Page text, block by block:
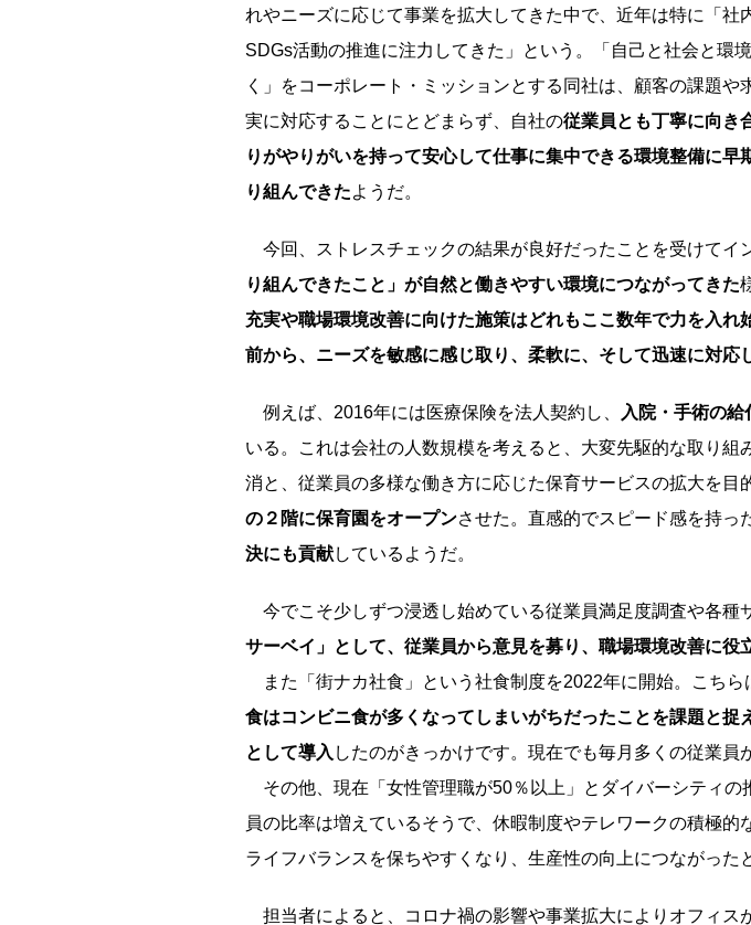
れやニーズに応じて事業を拡大してきた中で、近年は特に「社
SDGs活動の推進に注力してきた」という。「自己と社会と環
く」をコーポレート・ミッションとする同社は、顧客の課題や
実に対応することにとどまらず、自社の従業員とも丁寧に向き
りがやりがいを持って安心して仕事に集中できる環境整備に早
り組んできたようだ。
今回、ストレスチェックの結果が良好だったことを受けてイ
り組んできたこと」が自然と働きやすい環境につながってきた
充実や職場環境改善に向けた施策はどれもここ数年で力を入
前から、ニーズを敏感に感じ取り、柔軟に、そして迅速に対応
例えば、2016年には医療保険を法人契約し、 入院・手術の
いる。これは会社の人数規模を考えると、大変先駆的な取り
消と、従業員の多様な働き方に応じた保育サービスの拡大を目
の２階に保育園をオープンさせた。直感的でスピード感を持っ
決にも貢献しているようだ。
今でこそ少しずつ浸透し始めている従業員満足度調査や各種
サーベイ」として、従業員から意見を募り、職場環境改善に役
また「街ナカ社食」という社食制度を2022年に開始。こちら
食はコンビニ食が多くなってしまいがちだったことを課題と
として導入 したのがきっかけです。現在でも毎月多くの従業員
その他、現在「女性管理職が50％以上」とダイバーシティ
員の比率は増えているそうで、休暇制度やテレワークの積極
ライフバランスを保ちやすくなり、生産性の向上につながった
担当者によると、コロナ禍の影響や事業拡大によりオフィス